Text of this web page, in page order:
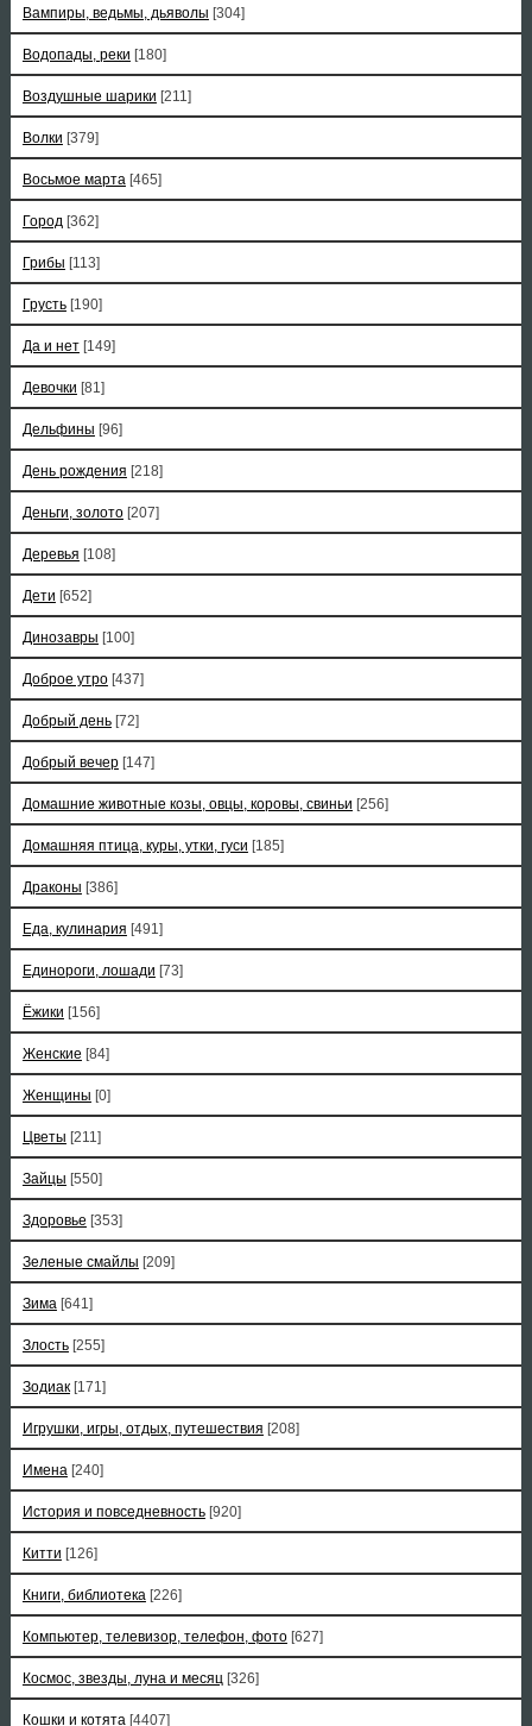
Вампиры, ведьмы, дьяволы [304]
Водопады, реки [180]
Воздушные шарики [211]
Волки [379]
Восьмое марта [465]
Город [362]
Грибы [113]
Грусть [190]
Да и нет [149]
Девочки [81]
Дельфины [96]
День рождения [218]
Деньги, золото [207]
Деревья [108]
Дети [652]
Динозавры [100]
Доброе утро [437]
Добрый день [72]
Добрый вечер [147]
Домашние животные козы, овцы, коровы, свиньи [256]
Домашняя птица, куры, утки, гуси [185]
Драконы [386]
Еда, кулинария [491]
Единороги, лошади [73]
Ёжики [156]
Женские [84]
Женщины [0]
Цветы [211]
Зайцы [550]
Здоровье [353]
Зеленые смайлы [209]
Зима [641]
Злость [255]
Зодиак [171]
Игрушки, игры, отдых, путешествия [208]
Имена [240]
История и повседневность [920]
Китти [126]
Книги, библиотека [226]
Компьютер, телевизор, телефон, фото [627]
Космос, звезды, луна и месяц [326]
Кошки и котята [4407]